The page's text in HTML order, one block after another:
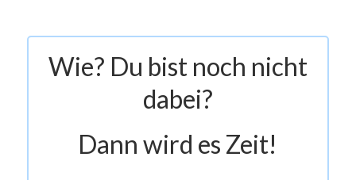
Wie? Du bist noch nicht
dabei?
Dann wird es Zeit!